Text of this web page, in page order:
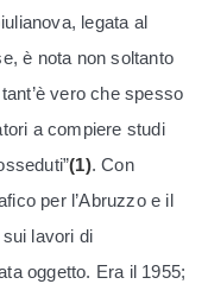
legata al
è nota non soltanto
vero che spesso
a compiere studi
(1). Con
per l’Abruzzo e il
lavori di
oggetto. Era il 1955;